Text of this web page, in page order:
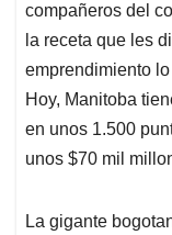
compañeros del
la receta que les
emprendimiento
Hoy, Manitoba
en unos 1.500
unos $70 mil
La gigante